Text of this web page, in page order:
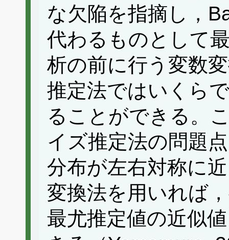
な欠陥を指摘し，
代わるものとして
析の前に行う変数
推定法ではいくら
ることができる。
イズ推定法の問題
分布が左右対称に
変換法を用いれば
最尤推定値の近似